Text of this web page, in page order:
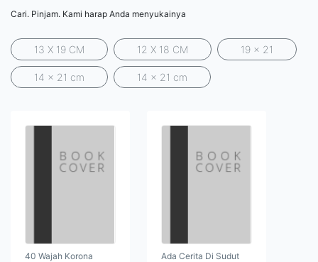
Cari. Pinjam. Kami harap Anda menyukainya
13 X 19 CM 12 X 18 CM 19 x 21
14 x 21 cm 14 x 21 cm
40 Wajah Korona
Ada Cerita Di Sudut